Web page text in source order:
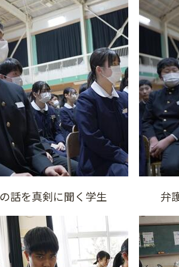
の話を真剣に聞く学生 弁護